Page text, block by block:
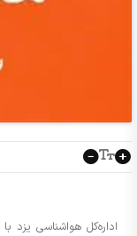
اداره‌کل هواشناسی یزد